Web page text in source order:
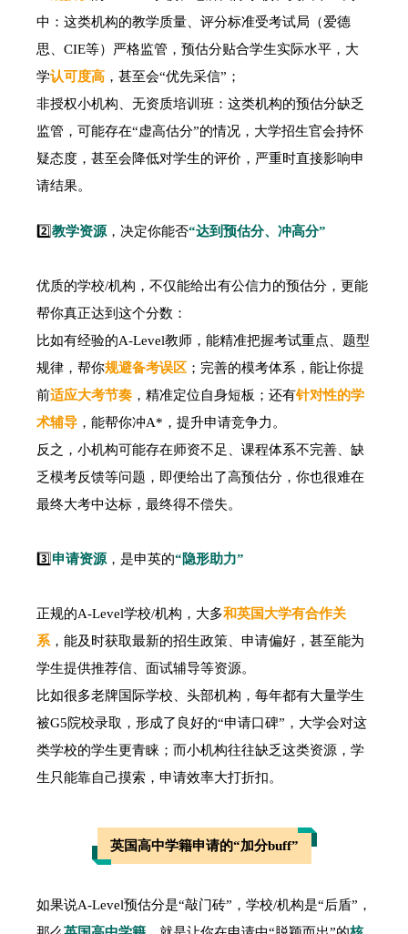
中：这类机构的教学质量、评分标准受考试局（爱德
思、CIE等）严格监管，预估分贴合学生实际水平，大
学认可度高 ，甚至会“优先采信”；
非授权小机构、无资质培训班：这类机构的预估分缺乏
监管，可能存在“虚高估分”的情况，大学招生官会持怀
疑态度，甚至会降低对学生的评价，严重时直接影响申
请结果。
2️⃣ 教学资源 ，决定你能否“达到预估分、冲高分”
优质的学校/机构，不仅能给出有公信力的预估分，更能
帮你真正达到这个分数：
比如有经验的A-Level教师，能精准把握考试重点、题型
规律，帮你规避备考误区 ；完善的模考体系，能让你提
前适应大考节奏 ，精准定位自身短板；还有针对性的学
术辅导 ，能帮你冲A*，提升申请竞争力。
反之，小机构可能存在师资不足、课程体系不完善、缺
乏模考反馈等问题，即便给出了高预估分，你也很难在
最终大考中达标，最终得不偿失。
3️⃣ 申请资源 ，是申英的“隐形助力”
正规的A-Level学校/机构，大多和英国大学有合作关
系 ，能及时获取最新的招生政策、申请偏好，甚至能为
学生提供推荐信、面试辅导等资源。
比如很多老牌国际学校、头部机构，每年都有大量学生
被G5院校录取，形成了良好的“申请口碑”，大学会对这
类学校的学生更青睐；而小机构往往缺乏这类资源，学
生只能靠自己摸索，申请效率大打折扣。
英国高中学籍申请的“加分buff”
如果说A-Level预估分是“敲门砖”，学校/机构是“后盾”，